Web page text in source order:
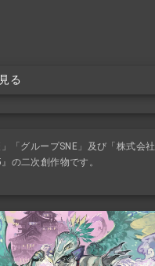
る
「グループSNE」及び「株式会社
の二次創作物です。